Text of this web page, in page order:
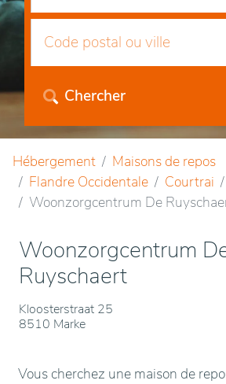
Chercher
Hébergement
Maisons de repos
Flandre Occidentale
Courtrai
Woonzorgcentrum De
Woonzorgcentrum
Ruyschaert
Kloosterstraat 25
8510 Marke
Vous cherchez une maison de